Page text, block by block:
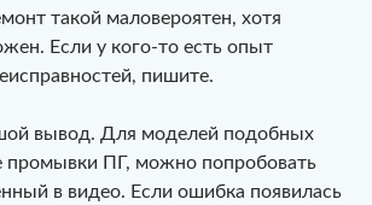
такой маловероятен, хотя
Если у кого-то есть опыт
пишите.
вывод. Для моделей подобных
промывки ПГ, можно попробовать
в видео. Если ошибка появилась